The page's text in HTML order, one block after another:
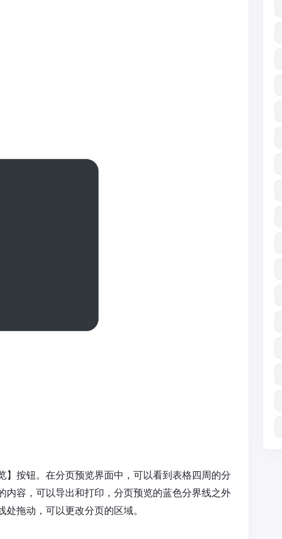
按钮。在分页预览界面中，可以看到表格四周的分
容，可以导出和打印，分页预览的蓝色分界线之外
拖动，可以更改分页的区域。